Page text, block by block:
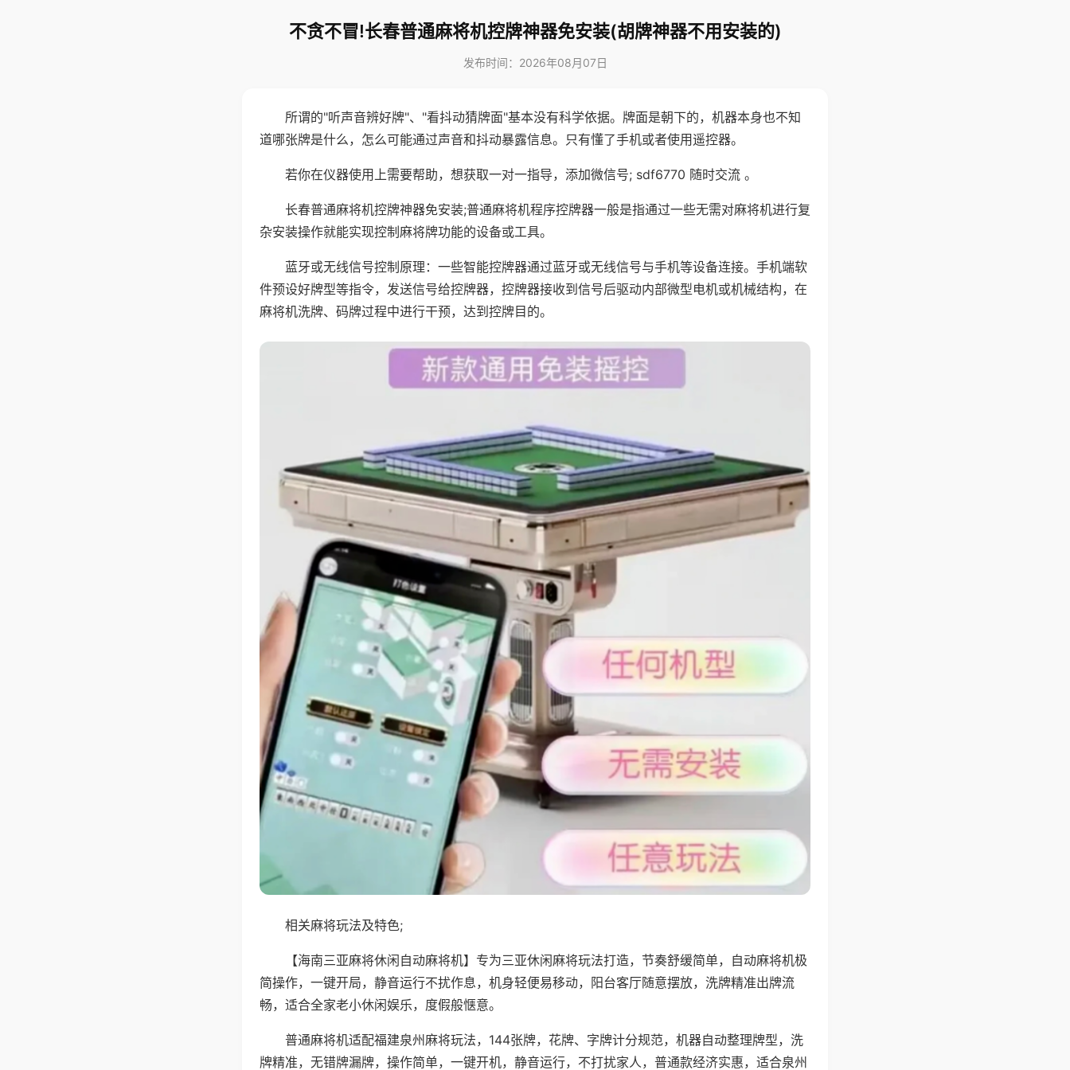
不贪不冒!长春普通麻将机控牌神器免安装(胡牌神器不用安装的)
发布时间：2026年08月07日
所谓的"听声音辨好牌"、"看抖动猜牌面"基本没有科学依据。牌面是朝下的，机器本身也不知
道哪张牌是什么，怎么可能通过声音和抖动暴露信息。只有懂了手机或者使用遥控器。
若你在仪器使用上需要帮助，想获取一对一指导，添加微信号; sdf6770 随时交流 。
长春普通麻将机控牌神器免安装;普通麻将机程序控牌器一般是指通过一些无需对麻将机进行复
杂安装操作就能实现控制麻将牌功能的设备或工具。
蓝牙或无线信号控制原理：一些智能控牌器通过蓝牙或无线信号与手机等设备连接。手机端软
件预设好牌型等指令，发送信号给控牌器，控牌器接收到信号后驱动内部微型电机或机械结构，在
麻将机洗牌、码牌过程中进行干预，达到控牌目的。
相关麻将玩法及特色;
【海南三亚麻将休闲自动麻将机】专为三亚休闲麻将玩法打造，节奏舒缓简单，自动麻将机极
简操作，一键开局，静音运行不扰作息，机身轻便易移动，阳台客厅随意摆放，洗牌精准出牌流
畅，适合全家老小休闲娱乐，度假般惬意。
普通麻将机适配福建泉州麻将玩法，144张牌，花牌、字牌计分规范，机器自动整理牌型，洗
牌精准，无错牌漏牌，操作简单，一键开机，静音运行，不打扰家人，普通款经济实惠，适合泉州